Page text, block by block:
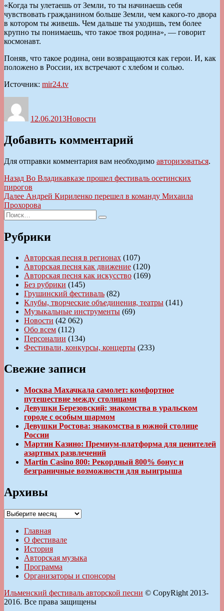
«Когда ты улетаешь от Земли, то ты начинаешь себя
чувствовать гражданином больше Земли, чем какого-то двора
в котором ты живешь. Чем дальше ты уходишь, тем более
крупно ты понимаешь, что такое твоя родина», — говорит
космонавт.
Поняв, что такое родина, они возвращаются как герои. И, как
положено в России, их встречают с хлебом и солью.
Источник: mir24.tv
12.06.2013Новости
Добавить комментарий
Для отправки комментария вам необходимо авторизоваться.
Навигация
по
записям
Назад Предыдущая
запись:
Во Владикавказе прошел фестиваль осетинских
пирогов
Далее Следующая
запись:
Андрей Кириленко перешел в команду Михаила
Прохорова
Искать:
Поиск
Рубрики
Авторская песня в регионах (107)
Авторская песня как движение (120)
Авторская песня как искусство (169)
Без рубрики (145)
Грушинский фестиваль (82)
Клубы, творческие объединения, театры (141)
Музыкальные инструменты (69)
Новости (42 062)
Обо всем (112)
Персоналии (134)
Фестивали, конкурсы, концерты (233)
Свежие записи
Москва Махачкала самолет: комфортное
путешествие между столицами
Девушки Березовский: знакомства в уральском
городе с особым шармом
Девушки Ростова: знакомства в южной столице
России
Мартин Казино: Премиум-платформа для ценителей
азартных развлечений
Martin Casino 800: Рекордный 800% бонус и
безграничные возможности для выигрыша
Архивы
Архивы
Главная
О фестивале
История
Авторская музыка
Программа
Организаторы и спонсоры
Ильменский фестиваль авторской песни © CopyRight 2013-
2016. Все права защищены